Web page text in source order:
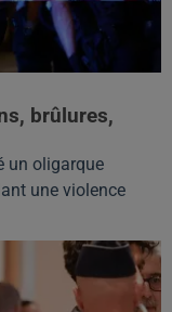
brûlures,
un oligarque
une violence